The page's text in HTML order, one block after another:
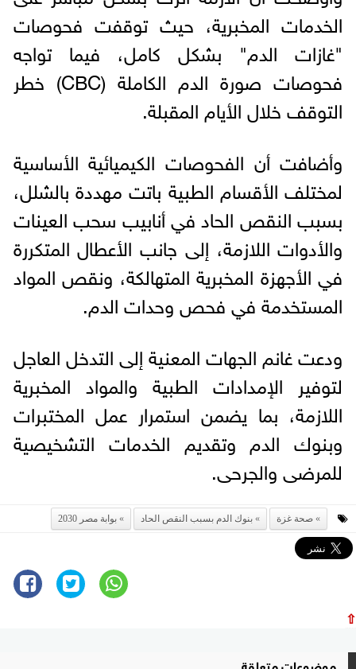
الخدمات المخبرية، حيث توقفت فحوصات
"غازات الدم" بشكل كامل، فيما تواجه
فحوصات صورة الدم الكاملة (CBC) خطر
التوقف خلال الأيام المقبلة.
وأضافت أن الفحوصات الكيميائية الأساسية
لمختلف الأقسام الطبية باتت مهددة بالشلل،
بسبب النقص الحاد في أنابيب سحب العينات
والأدوات اللازمة، إلى جانب الأعطال المتكررة
في الأجهزة المخبرية المتهالكة، ونقص المواد
المستخدمة في فحص وحدات الدم.
ودعت غانم الجهات المعنية إلى التدخل العاجل
لتوفير الإمدادات الطبية والمواد المخبرية
اللازمة، بما يضمن استمرار عمل المختبرات
وبنوك الدم وتقديم الخدمات التشخيصية
للمرضى والجرحى.
صحة غزة بنوك الدم بسبب النقص الحاد بوابة مصر 2030
⇧